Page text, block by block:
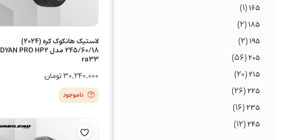
لاستیک هانکوک کره (2024)
245/60/18 مدل DYAN PRO HP2
ra33
۳۰,۲۴۰,۰۰۰تومان
ناموجود
۱۶۵(۱)
۱۸۵(۲)
۱۹۵(۲)
۲۰۵(۵۶)
۲۱۵(۲۰)
۲۲۵(۲۶)
۲۳۵(۱۶)
۲۴۵(۱۲)